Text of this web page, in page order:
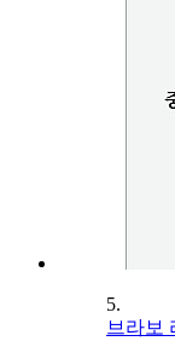
5.
브라보